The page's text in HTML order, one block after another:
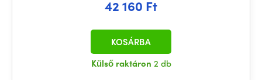
42 160 Ft
Külső raktáron 2 db
KOSÁRBA